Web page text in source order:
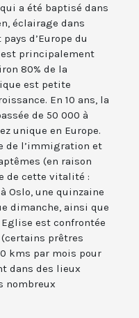
a été baptisé dans
éclairage dans
d’Europe du
est principalement
80% de la
est petite
En 10 ans, la
de 50 000 à
unique en Europe.
de l’immigration et
(en raison
de cette vitalité :
Oslo, une quinzaine
dimanche, ainsi que
est confrontée
prêtres
kms par mois pour
dans des lieux
nombreux